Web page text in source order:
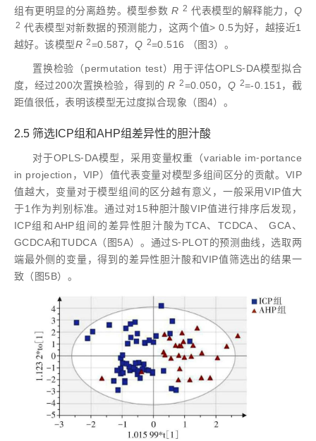
组有更明显的分离趋势。模型参数 R 2 代表模型的解释能力， Q
2 代表模型对新数据的预测能力，这两个值> 0.5为好，越接近1
越好。该模型R 2=0.587， Q 2=0.516 （图3）。
置换检验（permutation test）用于评估OPLS⁃DA模型拟合
度，经过200次置换检验，得到的R 2=0.050， Q 2=-0.151，截
距值很低，表明该模型无过度拟合现象（图4）。
2.5 筛选ICP组和AHP组差异性的胆汁酸
对于OPLS⁃DA模型，采用变量权重（variable im⁃portance
in projection，VIP）值代表变量对模型多组间区分的贡献。VIP
值越大，变量对于模型组间的区分越有意义，一般采用VIP值大
于1作为判别标准。通过对15种胆汁酸VIP值进行排序后发现，
ICP组和AHP组间的差异性胆汁酸为TCA、TCDCA、 GCA、
GCDCA和TUDCA（图5A）。通过S⁃PLOT的预测曲线，选取两
端最外侧的变量，得到的差异性胆汁酸和VIP值筛选出的结果一
致（图5B）。